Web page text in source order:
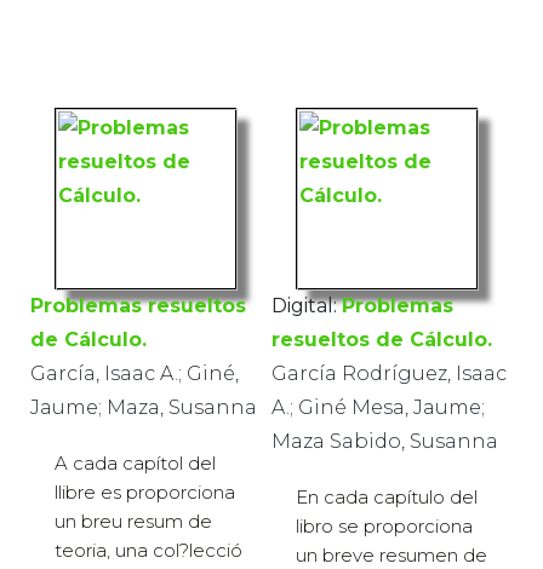
Problemas resueltos
de Cálculo.
García, Isaac A.; Giné,
Jaume; Maza, Susanna
A cada capítol del
llibre es proporciona
un breu resum de
teoria, una col?lecció
Digital: Problemas
resueltos de Cálculo.
García Rodríguez, Isaac
A.; Giné Mesa, Jaume;
Maza Sabido, Susanna
En cada capítulo del
libro se proporciona
un breve resumen de